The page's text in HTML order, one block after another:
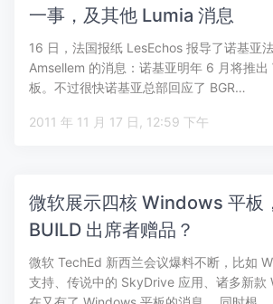
一事，及其他 Lumia 消息
16 日，法国报纸 LesEchos 报导了诺基亚
Amsellem 的消息：诺基亚明年 6 月将推
板。不过很快诺基亚总部回应了 BGR…
2011 年 11 月 17 日, 12:59 下午
微软展示四核 Windows 平板
BUILD 出席者赠品？
微软 TechEd 新西兰会议爆料不断，比如
支持、传说中的 SkyDrive 应用、诸多新款